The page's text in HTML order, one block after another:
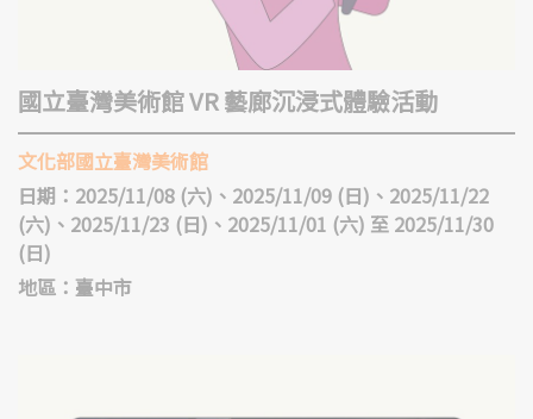
國立臺灣美術館 VR 藝廊沉浸式體驗活動
文化部國立臺灣美術館
日期：2025/11/08 (六)、2025/11/09 (日)、2025/11/22
(六)、2025/11/23 (日)、2025/11/01 (六) 至 2025/11/30
(日)
地區：臺中市